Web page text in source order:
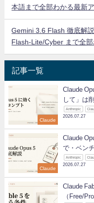
本語まで全部わかる最新
Gemini 3.6 Flash 徹底解
Flash-Lite/Cyber まで全部
記事一覧
Claude
Claude
して」は
Anthropic
2026.07.27
Claude
Claude
で・ベン
Anthropic
2026.07.27
Claude
（Free/